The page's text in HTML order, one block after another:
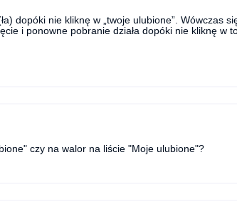
dopóki nie kliknę w „twoje ulubione”. Wówczas
i ponowne pobranie działa dopóki nie kliknę w
czy na walor na liście "Moje ulubione"?